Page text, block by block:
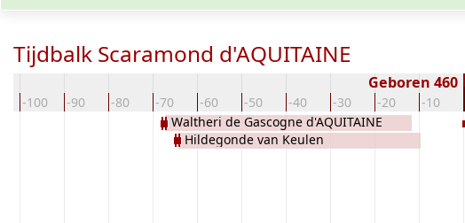
Tijdbalk Scaramond d'AQUITAINE
-100 -90 -80 -70 -60 -50 -40 -30 -20 -10
Geboren 460
Waltheri de Gascogne d'AQUITAINE
Hildegonde van Keulen